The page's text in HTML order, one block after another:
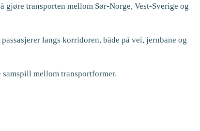
transporten mellom Sør-Norge, Vest-Sverige og
langs korridoren, både på vei, jernbane og
mellom transportformer.